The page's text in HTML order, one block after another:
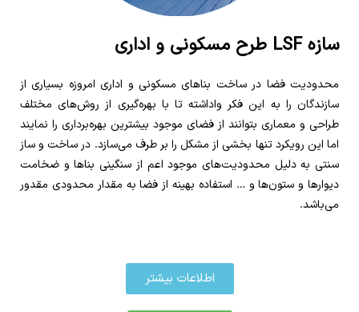
سازه LSF طرح مسکونی و اداری
محدودیت فضا در ساخت بناهای مسکونی و اداری امروزه بسیاری از
سازندگان را به این فکر واداشته تا با بهره‌گیری از روش‌های مختلف
طراحی و معماری بتوانند از فضای موجود بیشترین بهره‌برداری را نمایند
اما این رویکرد تنها بخشی از مشکل را بر طرف می‌سازد. در ساخت و ساز
سنتی به دلیل محدودیت‌های موجود اعم از سنگینی بنا‌ها و ضخامت
دیوارها و ستون‌ها و … استفاده بهینه از فضا به مقدار محدودی مقدور
می‌باشد.
اطلاعات بیشتر